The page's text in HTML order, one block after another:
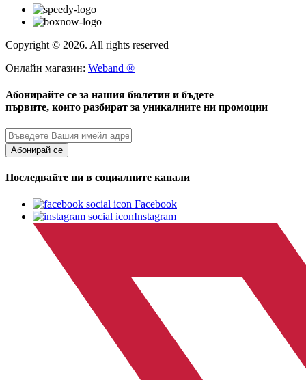
Copyright © 2026. All rights reserved
Онлайн магазин: Weband ®
Абонирайте се за нашия бюлетин и бъдете
първите, които разбират за уникалните ни промоции
Абонирай се
Последвайте ни в социалните канали
Facebook
Instagram